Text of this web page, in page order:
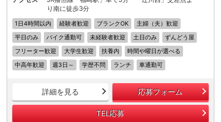
り南に徒歩3分
1日4時間以内 経験者歓迎 ブランクOK
主婦（夫）歓迎
平日のみ
バイク通勤可 未経験者歓迎 土日のみ
ずんどう屋
フリーター歓迎
大学生歓迎 扶養内
時間や曜日が選べる
中高年歓迎
週3日～ 学歴不問 ランチ 車通勤可
詳細を見る 応募フォーム
TEL応募